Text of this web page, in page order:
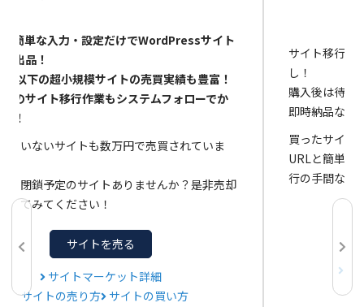
簡単な入力・設定だけでWordPressサイト
出品！
事以下の超小規模サイトの売買実績も豊富！
のサイト移行作業もシステムフォローでか
！
ていないサイトも数万円で売買されていま
・閉鎖予定のサイトありませんか？是非売却
してみてください！
サイトを売る
サイトマーケット詳細
サイトの売り方 サイトの買い方
サイト移行（
し！
購入後は待っ
即時納品なら
買ったサイト
URLと簡単な
行の手間なし